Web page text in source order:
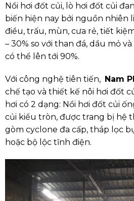
Nồi hơi đốt củi, lò hơi đốt củi
biến hiện nay bởi nguồn nhiên
điều, trấu, mùn, cưa rẻ, tiết
– 30% so với than đá, dầu mỏ
có thể lên tới 90%.
Với công nghệ tiên tiến, Nam
chế tạo và thiết kế nôi hơi đốt
hơi có 2 dạng: Nồi hơi đốt củi
củi kiểu tròn, được trang bị hệ
gòm cyclone đa cấp, tháp lọc
hoặc bộ lộc tĩnh điện.